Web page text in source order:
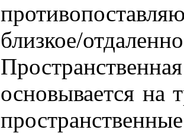
близкое/
основывается на